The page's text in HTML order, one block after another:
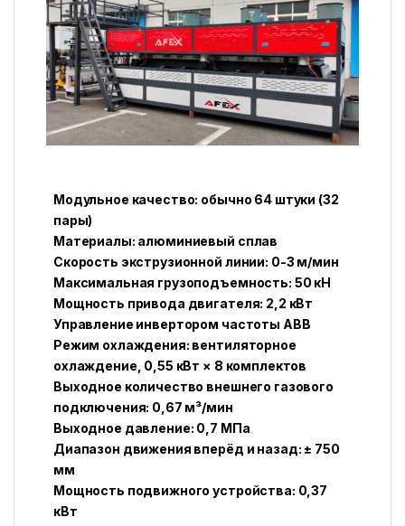
Модульное качество: обычно 64 штуки (32
пары)
Материалы: алюминиевый сплав
Скорость экструзионной линии: 0-3 м/мин
Максимальная грузоподъемность: 50 кН
Мощность привода двигателя: 2,2 кВт
Управление инвертором частоты ABB
Режим охлаждения: вентиляторное
охлаждение, 0,55 кВт × 8 комплектов
Выходное количество внешнего газового
подключения: 0,67 м³/мин
Выходное давление: 0,7 МПа
Диапазон движения вперёд и назад: ± 750
мм
Мощность подвижного устройства: 0,37
кВт